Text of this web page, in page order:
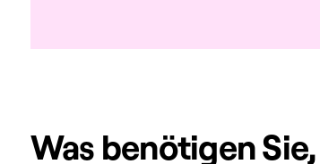
Was benötigen